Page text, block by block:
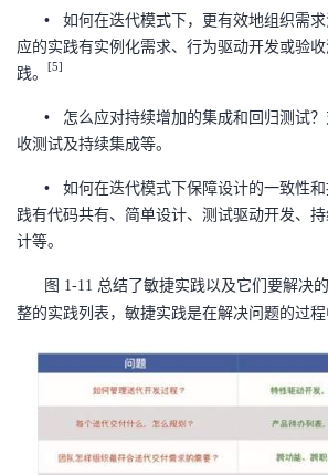
动
关
注
我
的
发
者
学
堂
我
我
Programs
的
支
持
我
的
我
•
如何在迭代模式下，更有效地组织需
应的实践有实例化需求、行为驱动开发或验
践。
[5]
•
怎么应对持续增加的集成和回归测试
收测试及持续集成等。
•
如何在迭代模式下保障设计的一致性
践有代码共有、简单设计、测试驱动开发、
计等。
图 1-11 总结了敏捷实践以及它们要解决
整的实践列表，敏捷实践是在解决问题的过程